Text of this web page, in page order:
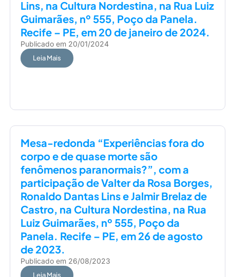
Lins, na Cultura Nordestina, na Rua Luiz
Guimarães, nº 555, Poço da Panela.
Recife – PE, em 20 de janeiro de 2024.
Publicado em 20/01/2024
Leia Mais
Mesa-redonda “Experiências fora do
corpo e de quase morte são
fenômenos paranormais?”, com a
participação de Valter da Rosa Borges,
Ronaldo Dantas Lins e Jalmir Brelaz de
Castro, na Cultura Nordestina, na Rua
Luiz Guimarães, nº 555, Poço da
Panela. Recife – PE, em 26 de agosto
de 2023.
Publicado em 26/08/2023
Leia Mais